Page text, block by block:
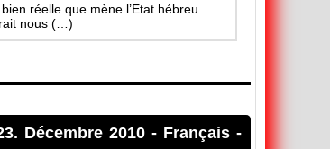
réelle que mène l’Etat hébreu
nous (…)
Décembre 2010 - Français -